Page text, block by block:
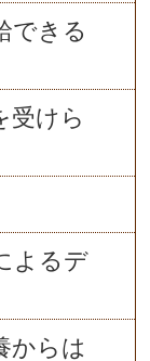
できる
受けら
よるデ
からは